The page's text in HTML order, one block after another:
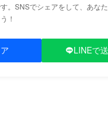
。SNSでシェアをして、あな
！
LINEで